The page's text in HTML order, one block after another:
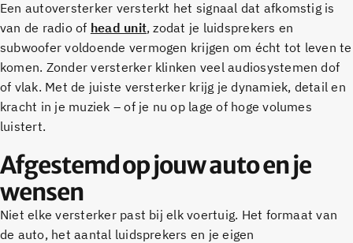
Een autoversterker versterkt het signaal dat afkomstig is
van de radio of head unit, zodat je luidsprekers en
subwoofer voldoende vermogen krijgen om écht tot leven te
komen. Zonder versterker klinken veel audiosystemen dof
of vlak. Met de juiste versterker krijg je dynamiek, detail en
kracht in je muziek – of je nu op lage of hoge volumes
luistert.
Afgestemd op jouw auto en je
wensen
Niet elke versterker past bij elk voertuig. Het formaat van
de auto, het aantal luidsprekers en je eigen